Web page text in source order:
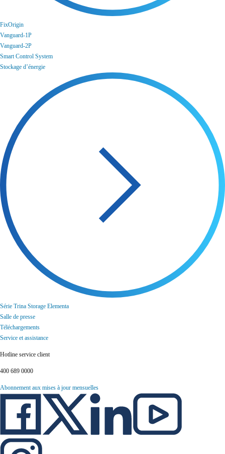
FixOrigin
Vanguard-1P
Vanguard-2P
Smart Control System
Stockage d’énergie
Série Trina Storage Elementa
Salle de presse
Téléchargements
Service et assistance
Hotline service client
400 689 0000
Abonnement aux mises à jour mensuelles